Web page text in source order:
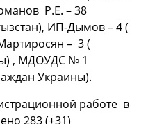
Р.Е. – 38
ИП-Дымов – 4 (
– 3 (
, МДОУДС № 1
Украины).
работе в
283 (+31)